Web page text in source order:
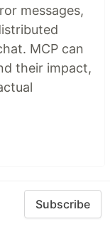
messages,
MCP can
their impact,
Subscribe